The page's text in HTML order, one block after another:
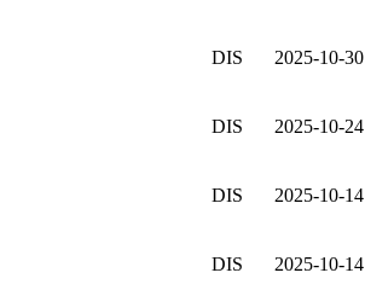
DIS 2025-10-30
DIS 2025-10-24
DIS 2025-10-14
DIS 2025-10-14